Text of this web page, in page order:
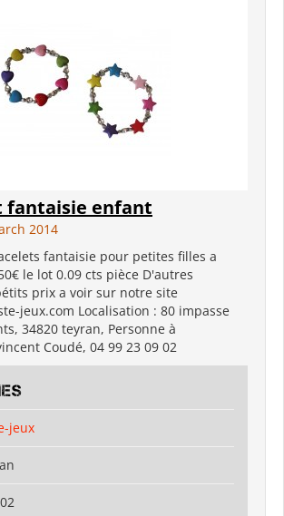
fantaisie enfant
2014
fantaisie pour petites filles a
le lot 0.09 cts pièce D'autres
prix a voir sur notre site
jeux.com Localisation : 80 impasse
34820 teyran, Personne à
Coudé, 04 99 23 09 02
jeux